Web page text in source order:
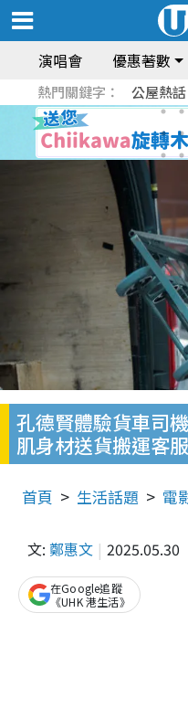
演唱會 優惠著數
熱門關鍵字： 公屋熱話
孔德賢體驗貨車司
肌身材送貨搬運客
首頁 生活話題 電
文: 鄭惠文 2025.05.30
在Google追蹤
《UHK 港生活》